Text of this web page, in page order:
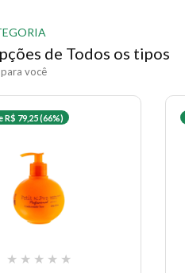
de Todos os tipos
você
R$ 79,25 (66%)
★ ★ ★ ★ ★